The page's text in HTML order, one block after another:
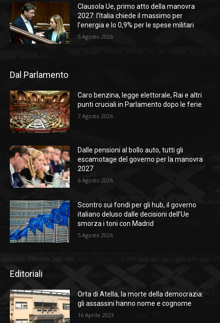
Clausola Ue, primo atto della manovra
2027: l’Italia chiede il massimo per
l’energia e lo 0,9% per le spese militari
5 Agosto 2026
Dal Parlamento
Caro benzina, legge elettorale, Rai e altri
punti cruciali in Parlamento dopo le ferie
7 Agosto 2026
Dalle pensioni al bollo auto, tutti gli
escamotage del governo per la manovra
2027
6 Agosto 2026
Scontro sui fondi per gli hub, il governo
italiano deluso dalle decisioni dell’Ue
smorza i toni con Madrid
5 Agosto 2026
Editoriali
Orta di Atella, la morte della democrazia:
gli assassini hanno nome e cognome
16 Aprile 2023